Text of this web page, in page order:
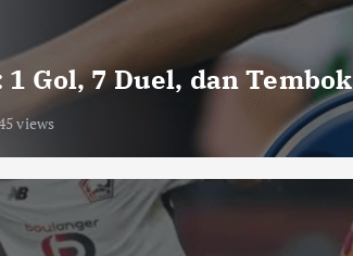
Gol, 7 Duel, dan
views